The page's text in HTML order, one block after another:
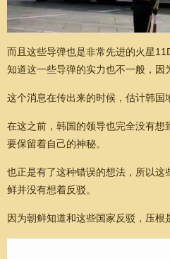
而且这些导弹也是非常先进的火星
知道这一些导弹的实力也不一般，
这个消息在传出来的时候，估计韩
在这之前，韩国的领导也完全没有
要保留着自己的神秘。
也正是有了这种错误的想法，所以
鲜并没有想着反驳。
因为朝鲜知道和这些国家反驳，压